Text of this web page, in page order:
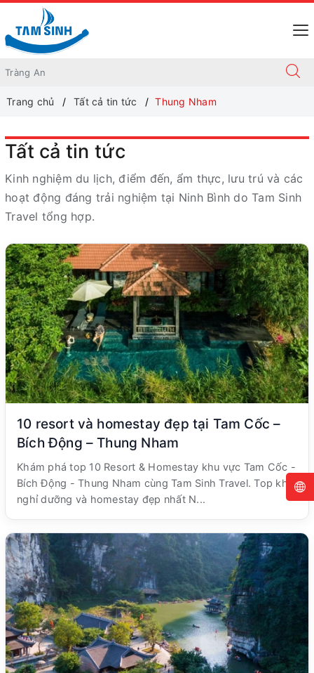
Trang chủ Tất cả tin tức Thung Nham
Tất cả tin tức
Kinh nghiệm du lịch, điểm đến, ẩm thực, lưu trú và các
hoạt động đáng trải nghiệm tại Ninh Bình do Tam Sinh
Travel tổng hợp.
10 resort và homestay đẹp tại Tam Cốc –
Bích Động – Thung Nham
Khám phá top 10 Resort & Homestay khu vực Tam Cốc -
Bích Động - Thung Nham cùng Tam Sinh Travel. Top khu
nghỉ dưỡng và homestay đẹp nhất N...